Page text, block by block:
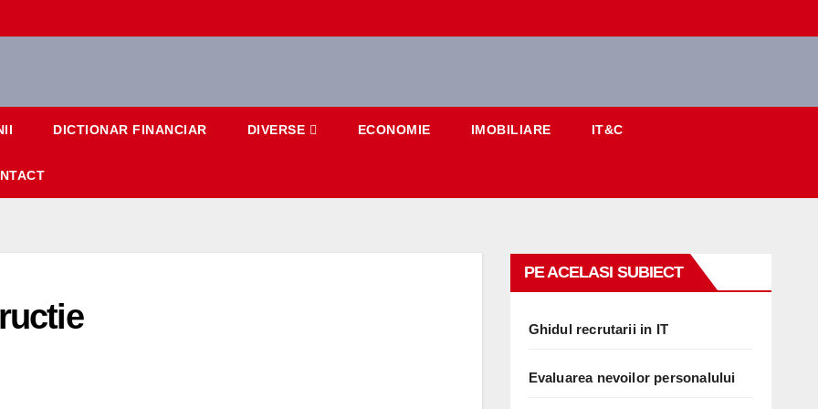
DICTIONAR FINANCIAR DIVERSE ECONOMIE IMOBILIARE IT&C
PE ACELASI SUBIECT
Ghidul recrutarii in IT
Evaluarea nevoilor personalului